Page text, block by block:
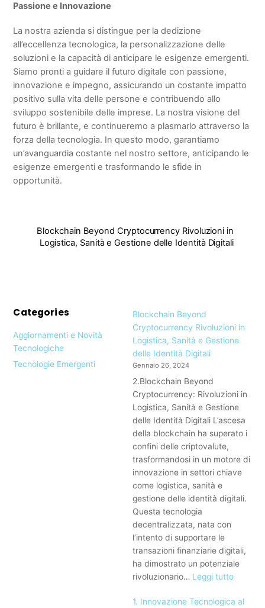
Passione e Innovazione
La nostra azienda si distingue per la dedizione
all’eccellenza tecnologica, la personalizzazione delle
soluzioni e la capacità di anticipare le esigenze emergenti.
Siamo pronti a guidare il futuro digitale con passione,
innovazione e impegno, assicurando un costante impatto
positivo sulla vita delle persone e contribuendo allo
sviluppo sostenibile delle imprese. La nostra visione del
futuro è brillante, e continueremo a plasmarlo attraverso la
forza della tecnologia. In questo modo, garantiamo
un’avanguardia costante nel nostro settore, anticipando le
esigenze emergenti e trasformando le sfide in
opportunità.
Blockchain Beyond Cryptocurrency Rivoluzioni in
Logistica, Sanità e Gestione delle Identità Digitali
Categories
Aggiornamenti e Novità
Tecnologiche
Tecnologie Emergenti
Blockchain Beyond
Cryptocurrency Rivoluzioni in
Logistica, Sanità e Gestione
delle Identità Digitali
Gennaio 26, 2024
2.Blockchain Beyond
Cryptocurrency: Rivoluzioni in
Logistica, Sanità e Gestione
delle Identità Digitali L’ascesa
della blockchain ha superato i
confini delle criptovalute,
trasformandosi in un motore di
innovazione in settori chiave
come logistica, sanità e
gestione delle identità digitali.
Questa tecnologia
decentralizzata, nata con
l’intento di supportare le
transazioni finanziarie digitali,
ha dimostrato un potenziale
rivoluzionario… Leggi tutto:
Beyond
1. Innovazione Tecnologica al